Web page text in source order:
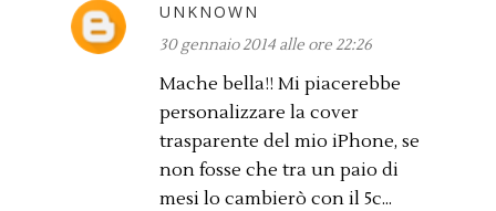
UNKNOWN
30 gennaio 2014 alle ore 22:26
Mache bella!! Mi piacerebbe
personalizzare la cover
trasparente del mio iPhone, se
non fosse che tra un paio di
mesi lo cambierò con il 5c...